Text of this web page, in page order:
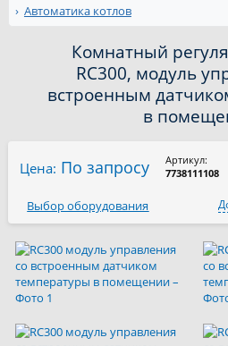
Автоматика котлов
Комнатный
RC300, модуль
встроенным
в
Цена: По запросу
Артикул:
7738111108
Выбор оборудования